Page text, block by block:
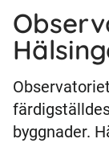
byggnader.